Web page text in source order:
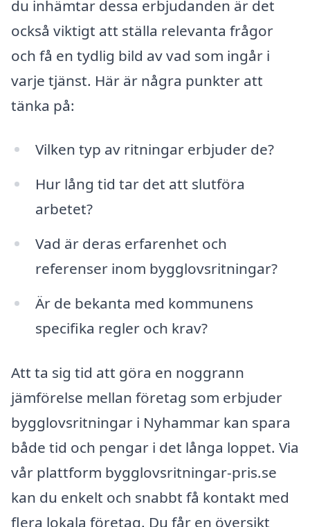
du inhämtar dessa erbjudanden är det
också viktigt att ställa relevanta frågor
och få en tydlig bild av vad som ingår i
varje tjänst. Här är några punkter att
tänka på:
Vilken typ av ritningar erbjuder de?
Hur lång tid tar det att slutföra
arbetet?
Vad är deras erfarenhet och
referenser inom bygglovsritningar?
Är de bekanta med kommunens
specifika regler och krav?
Att ta sig tid att göra en noggrann
jämförelse mellan företag som erbjuder
bygglovsritningar i Nyhammar kan spara
både tid och pengar i det långa loppet. Via
vår plattform bygglovsritningar-pris.se
kan du enkelt och snabbt få kontakt med
flera lokala företag. Du får en översikt